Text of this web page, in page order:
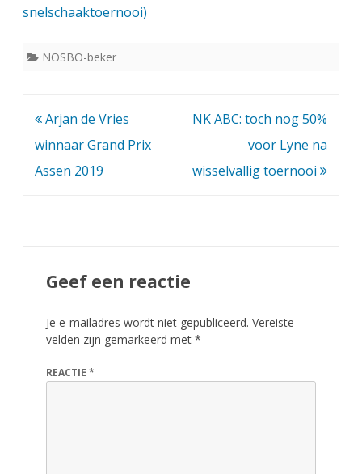
snelschaaktoernooi)
NOSBO-beker
Bericht
navigatie
Arjan de Vries
winnaar Grand Prix
Assen 2019
NK ABC: toch nog 50%
voor Lyne na
wisselvallig toernooi
Geef een reactie
Je e-mailadres wordt niet gepubliceerd. Vereiste
velden zijn gemarkeerd met *
REACTIE *